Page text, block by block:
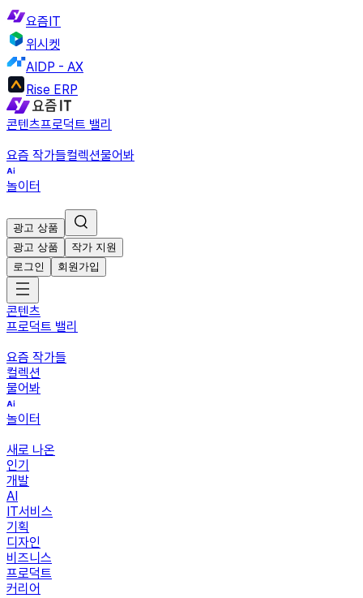
요즘IT
위시켓
AIDP - AX
Rise ERP
콘텐츠프로덕트 밸리
요즘 작가들컬렉션물어봐
놀이터
광고 상품
광고 상품
작가 지원
로그인
회원가입
콘텐츠
프로덕트 밸리
요즘 작가들
컬렉션
물어봐
놀이터
새로 나온
인기
개발
AI
IT서비스
기획
디자인
비즈니스
프로덕트
커리어